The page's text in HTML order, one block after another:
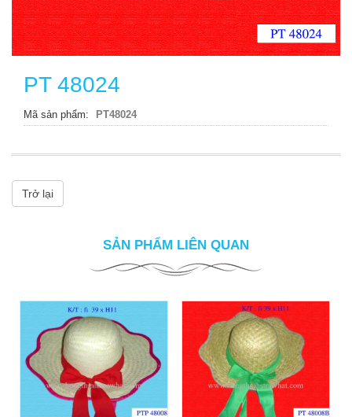
PT 48024
Mã sản phẩm PT48024
Trở lại
SẢN PHẨM LIÊN QUAN